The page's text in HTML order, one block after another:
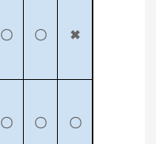
〇 〇 ✖
〇 〇 〇